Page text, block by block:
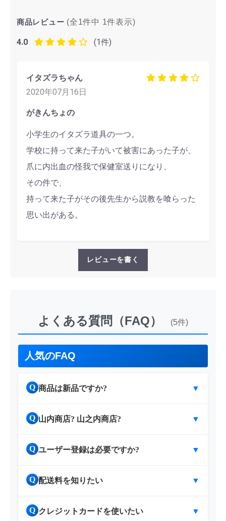
商品レビュー (全1件中 1件表示)
4.0 (1件)
イタズラちゃん
2020年07月16日
がきんちょの
小学生のイタズラ道具の一つ。
学校に持って来た子がいて被害にあった子が、
爪に内出血の怪我で保健室送りになり、
その件で、
持って来た子がその後先生から説教を喰らった
思い出がある。
レビューを書く
よくある質問（FAQ） (5件)
人気のFAQ
Q 商品は新品ですか? ▼
Q 山内商店? 山之内商店? ▼
Q ユーザー登録は必要ですか? ▼
Q 配送料を知りたい ▼
Q クレジットカードを使いたい ▼